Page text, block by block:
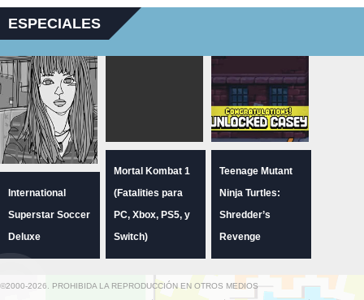
ESPECIALES
International
Superstar Soccer
Deluxe
Mortal Kombat 1
(Fatalities para
PC, Xbox, PS5, y
Switch)
Teenage Mutant
Ninja Turtles:
Shredder’s
Revenge
©2000-2026. PROHIBIDA LA REPRODUCCIÓN EN OTROS MEDIOS